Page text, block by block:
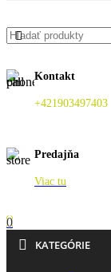
Kontakt
+421903497403
Predajňa
Viac tu
0
KATEGÓRIE